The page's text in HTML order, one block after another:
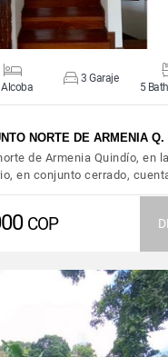
Alcoba
3 Garaje
5
NORTE DE ARMENIA Q.
de Armenia Quindío, en la
en conjunto cerrado,
COP